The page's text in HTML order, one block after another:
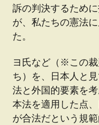
訴の判決するため
が、私たちの憲法
た。
ヨ氏など（※この
ち）を、日本人と
法と外国的要素を
本法を適用した点
が合法だという規